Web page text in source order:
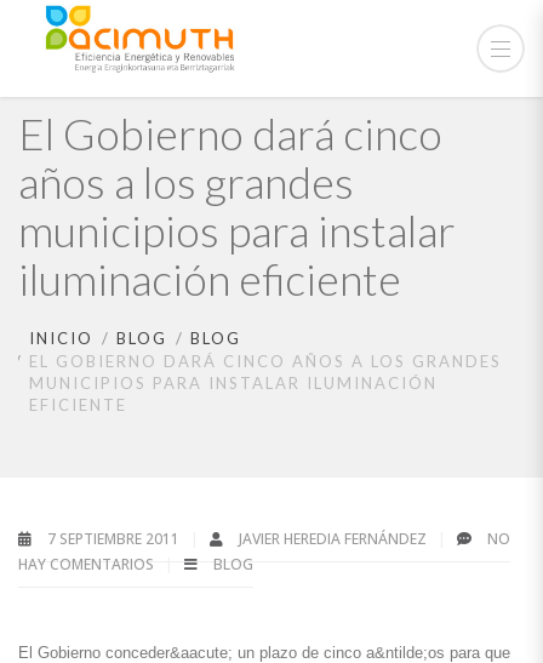
El Gobierno dará cinco
años a los grandes
municipios para instalar
iluminación eficiente
INICIO BLOG
BLOG
EL GOBIERNO DARÁ CINCO AÑOS A LOS GRANDES
MUNICIPIOS PARA INSTALAR ILUMINACIÓN
EFICIENTE
7 SEPTIEMBRE 2011 JAVIER HEREDIA FERNÁNDEZ
NO
HAY COMENTARIOS
BLOG
El Gobierno conceder&aacute; un plazo de cinco a&ntilde;os para que